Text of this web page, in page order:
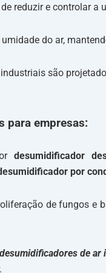
reduzir e controlar a
do ar,
são
para empresas:
desumidificador
por
de fungos
desumidificadores de ar